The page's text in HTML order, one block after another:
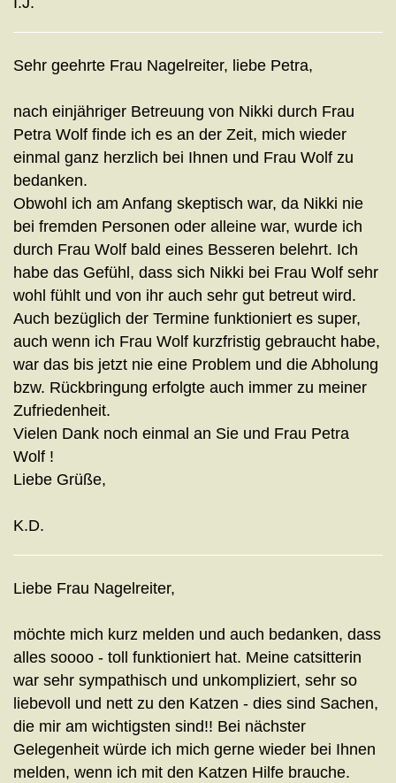
Sehr geehrte Frau Nagelreiter, liebe Petra,
nach einjähriger Betreuung von Nikki durch Frau
Petra Wolf finde ich es an der Zeit, mich wieder
einmal ganz herzlich bei Ihnen und Frau Wolf zu
bedanken.
Obwohl ich am Anfang skeptisch war, da Nikki nie
bei fremden Personen oder alleine war, wurde ich
durch Frau Wolf bald eines Besseren belehrt. Ich
habe das Gefühl, dass sich Nikki bei Frau Wolf sehr
wohl fühlt und von ihr auch sehr gut betreut wird.
Auch bezüglich der Termine funktioniert es super,
auch wenn ich Frau Wolf kurzfristig gebraucht habe,
war das bis jetzt nie eine Problem und die Abholung
bzw. Rückbringung erfolgte auch immer zu meiner
Zufriedenheit.
Vielen Dank noch einmal an Sie und Frau Petra
Wolf !
Liebe Grüße,
K.D.
Liebe Frau Nagelreiter,
möchte mich kurz melden und auch bedanken, dass
alles soooo - toll funktioniert hat. Meine catsitterin
war sehr sympathisch und unkompliziert, sehr so
liebevoll und nett zu den Katzen - dies sind Sachen,
die mir am wichtigsten sind!! Bei nächster
Gelegenheit würde ich mich gerne wieder bei Ihnen
melden, wenn ich mit den Katzen Hilfe brauche.